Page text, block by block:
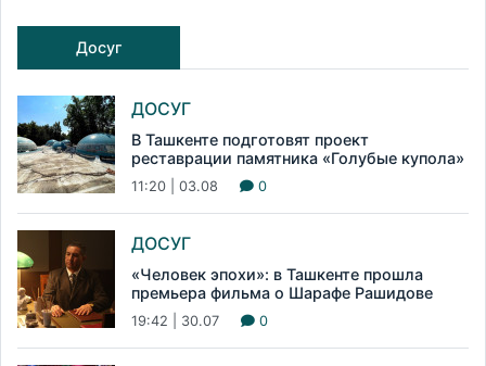
Досуг
ДОСУГ
В Ташкенте подготовят проект
реставрации памятника «Голубые купола»
11:20 | 03.08 0
ДОСУГ
«Человек эпохи»: в Ташкенте прошла
премьера фильма о Шарафе Рашидове
19:42 | 30.07 0